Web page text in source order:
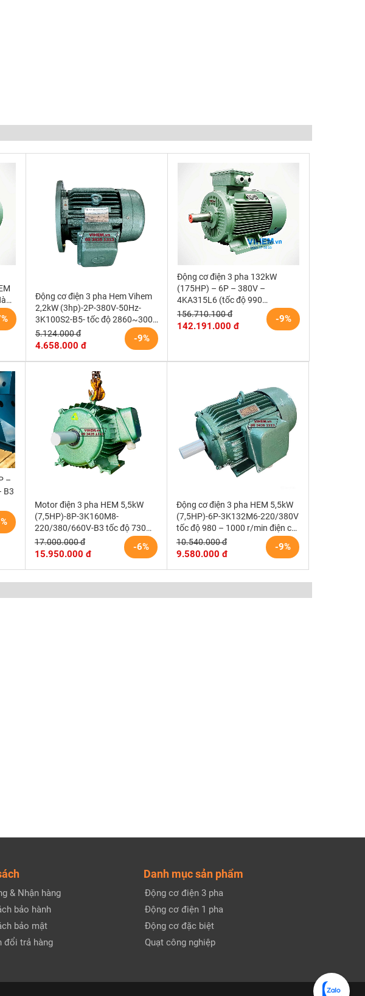
Động cơ điện 3 pha Hem Vihem
2,2kW (3hp)-2P-380V-50Hz-
3K100S2-B5- tốc độ 2860~3000
r/min (kiểu lắp mặt bích)
-9%
5.124.000 đ
4.658.000 đ
Động cơ điện 3 pha 132kW
(175HP) – 6P – 380V –
4KA315L6 (tốc độ 990
~1000RPM) HEM VIHEM (Việt
Hung) điện cơ Hà Nội
-9%
156.710.100 đ
142.191.000 đ
–
B3
Motor điện 3 pha HEM 5,5kW
(7,5HP)-8P-3K160M8-
220/380/660V-B3 tốc độ 730
(750)r/min động cơ điện cơ Hem
Vihem
-6%
17.000.000 đ
15.950.000 đ
Động cơ điện 3 pha HEM 5,5kW
(7,5HP)-6P-3K132M6-220/380V
tốc độ 980 – 1000 r/min điện cơ
Hem Vihem
-9%
10.540.000 đ
9.580.000 đ
& Nhận hàng
bảo hành
bảo mật
đổi trả hàng
Danh mục sản phẩm
Động cơ điện 3 pha
Động cơ điện 1 pha
Động cơ đặc biệt
Quạt công nghiệp